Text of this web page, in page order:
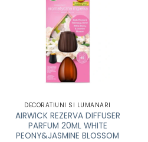
DECORATIUNI SI LUMANARI
AIRWICK REZERVA DIFFUSER
PARFUM 20ML WHITE
PEONY&JASMINE BLOSSOM